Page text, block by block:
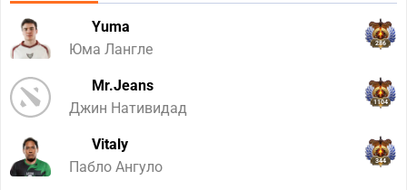
Yuma
Юма Лангле
286
Mr.Jeans
Джин Нативидад
1104
Vitaly
Пабло Ангуло
344